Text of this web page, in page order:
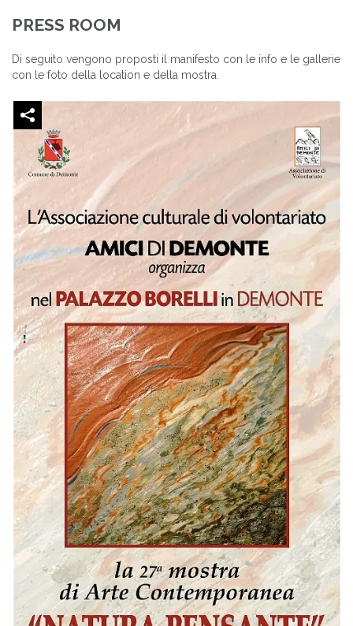
PRESS ROOM
Di seguito vengono proposti il manifesto con le info e le gallerie
con le foto della location e della mostra.